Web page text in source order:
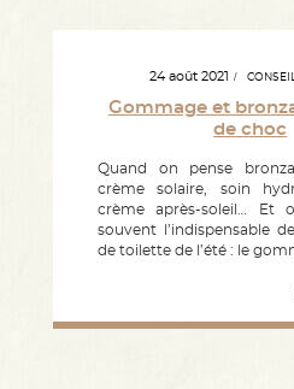
24 août 2021
Gommage et
de choc
Quand on pense
crème solaire, soin
crème après-soleil… Et
souvent l’indispensable
de toilette de l’été : le